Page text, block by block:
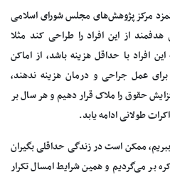
مرکز پژوهش‌های مجلس شورای اسلامی
از این افراد را طراحی کند مثلا
افراد با حداقل هزینه باشد، از اماکن
برای عمل جراحی و درمان هزینه ندهند،
حقوق را ملاک قرار دهیم و هر سال بر
طولانی ادامه یابد.
ببریم، ممکن است در زندگی حداقلی بگیران
بر می‌گردیم و همین شرایط امسال تکرار